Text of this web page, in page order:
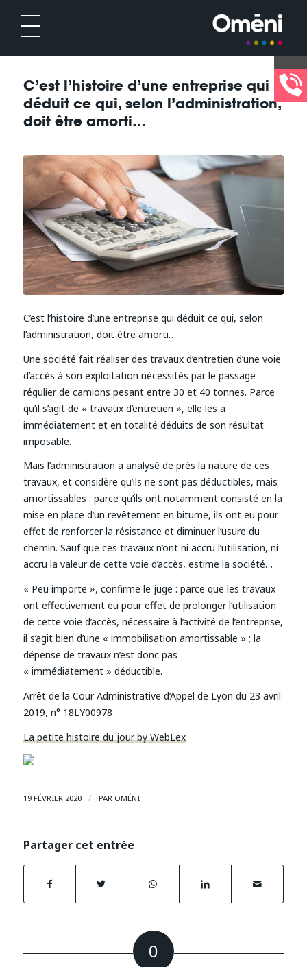
C’est l’histoire d’une entreprise qui
déduit ce qui, selon l’administration,
doit être amorti…
C’est l’histoire d’une entreprise qui déduit ce qui, selon
l’administration, doit être amorti…
Une société fait réaliser des travaux d’entretien d’une voie
d’accès à son exploitation nécessités par le passage
régulier de camions pesant entre 30 et 40 tonnes. Parce
qu’il s’agit de « travaux d’entretien », elle les a
immédiatement et en totalité déduits de son résultat
imposable.
Mais l’administration a analysé de près la nature de ces
travaux, et considère qu’ils ne sont pas déductibles, mais
amortissables : parce qu’ils ont notamment consisté en la
mise en place d’un revêtement en bitume, ils ont eu pour
effet de renforcer la résistance et diminuer l’usure du
chemin. Sauf que ces travaux n’ont ni accru l’utilisation, ni
accru la valeur de cette voie d’accès, estime la société…
« Peu importe », confirme le juge : parce que les travaux
ont effectivement eu pour effet de prolonger l’utilisation
de cette voie d’accès, nécessaire à l’activité de l’entreprise,
il s’agit bien d’une « immobilisation amortissable » ; la
dépense de travaux n’est donc pas
« immédiatement » déductible.
Arrêt de la Cour Administrative d’Appel de Lyon du 23 avril
2019, n° 18LY00978
La petite histoire du jour by WebLex
19 FÉVRIER 2020 / PAR OMÉNI
Partager cet entrée
0